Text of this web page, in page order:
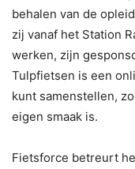
behalen van de
zij vanaf het Station
werken, zijn
Tulpfietsen is een
kunt samenstellen,
eigen smaak is.
Fietsforce betreurt